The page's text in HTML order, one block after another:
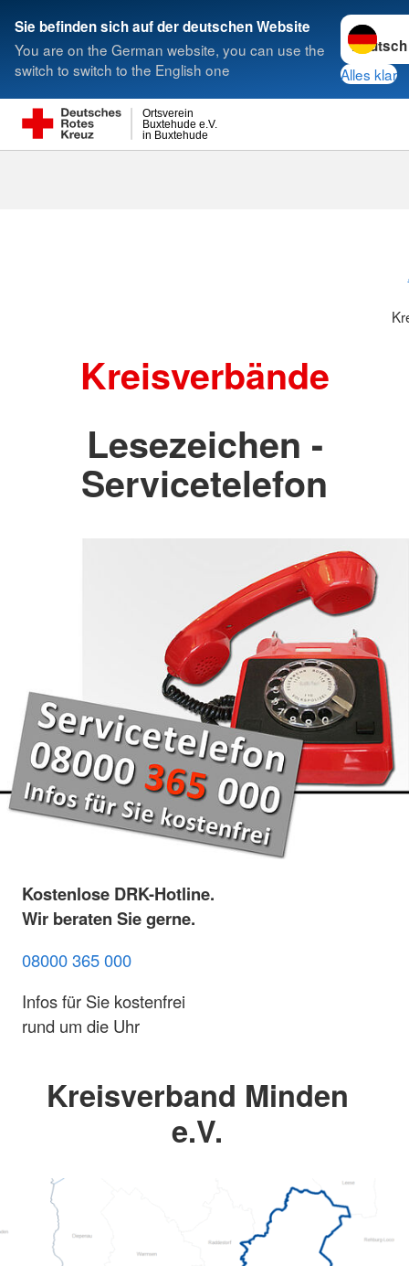
Sie befinden sich auf der deutschen Website
You are on the German website, you can use the
switch to switch to the English one
Sprache
Alles klar
in Buxtehude
Buxtehude e.V.
Ortsverein
Suche
Kreisverbände
Lesezeichen -
Servicetelefon
Kostenlose DRK-Hotline.
Wir beraten Sie gerne.
08000 365 000
Infos für Sie kostenfrei
rund um die Uhr
Kreisverband Minden
e.V.